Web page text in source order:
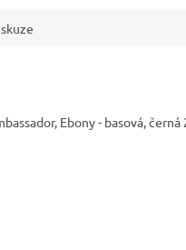
Ebony - basová,